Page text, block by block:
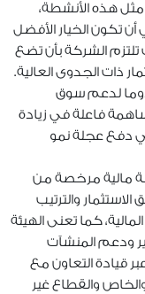
هذه الأنشطة،
تكون الخيار الأفضل
تلتزم الشركة بأن تضع
ذات الجدوى العالية.
لدعم سوق
فاعلة في زيادة
في دفع عجلة نمو
مالية مرخصة من
والترتيب
كما تعنى الهيئة
ودعم المنشآت
قيادة التعاون مع
والقطاع غير